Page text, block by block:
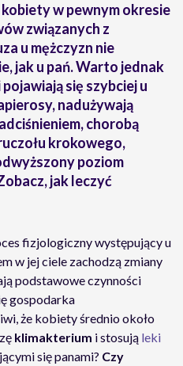
w pewnym okresie
związanych z
u mężczyzn nie
jak u pań. Warto jednak
się szybciej u
nadużywają
chorobą
krokowego,
poziom
jak leczyć
fizjologiczny występujący u
w jej ciele zachodzą zmiany
podstawowe czynności
gospodarka
że kobiety średnio około
klimakterium i stosują leki
się panami? Czy